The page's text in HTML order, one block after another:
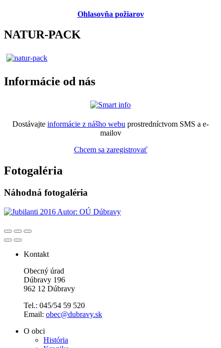
Ohlasovňa požiarov
NATUR-PACK
Informácie od nás
Dostávajte informácie z nášho webu prostredníctvom SMS a e-
mailov
Chcem sa zaregistrovať
Fotogaléria
Náhodná fotogaléria
Kontakt
Obecný úrad
Dúbravy 196
962 12 Dúbravy
Tel.: 045/54 59 520
Email: obec@dubravy.sk
O obci
História